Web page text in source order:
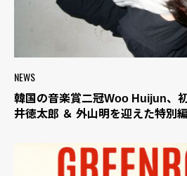
NEWS
韓国の音楽賞二冠Woo Huijun、
井徳太郎 ＆ 外山明を迎えた特別